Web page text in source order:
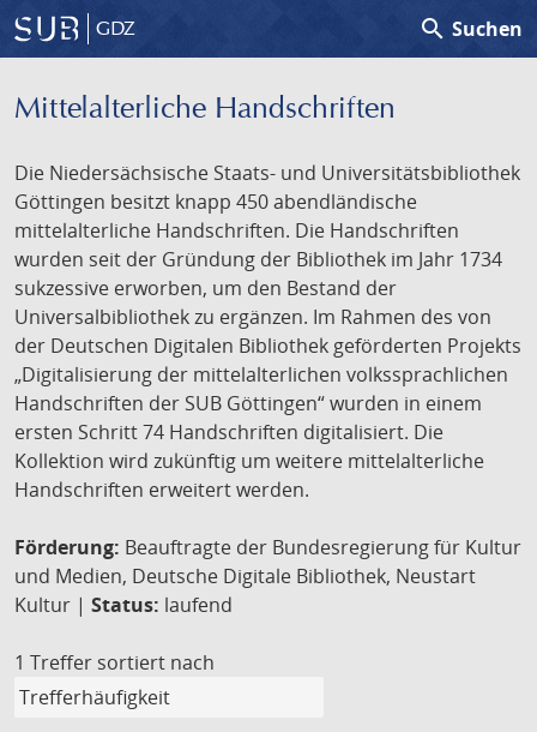
GDZ search Suchen
Mittelalterliche Handschriften
Die Niedersächsische Staats- und Universitätsbibliothek
Göttingen besitzt knapp 450 abendländische
mittelalterliche Handschriften. Die Handschriften
wurden seit der Gründung der Bibliothek im Jahr 1734
sukzessive erworben, um den Bestand der
Universalbibliothek zu ergänzen. Im Rahmen des von
der Deutschen Digitalen Bibliothek geförderten Projekts
„Digitalisierung der mittelalterlichen volkssprachlichen
Handschriften der SUB Göttingen“ wurden in einem
ersten Schritt 74 Handschriften digitalisiert. Die
Kollektion wird zukünftig um weitere mittelalterliche
Handschriften erweitert werden.
Förderung: Beauftragte der Bundesregierung für Kultur
und Medien, Deutsche Digitale Bibliothek, Neustart
Kultur | Status: laufend
1 Treffer sortiert nach